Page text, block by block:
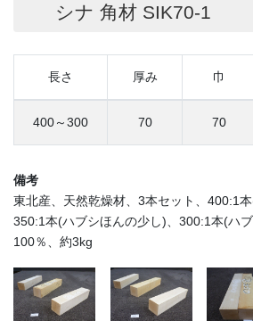
シナ 角材 SIK70-1
長さ 厚み 巾
400～300 70 70
備考
東北産、天然乾燥材、3本セット、400:1本
350:1本(ハブシほんの少し)、300:1本(ハ
100％、約3kg